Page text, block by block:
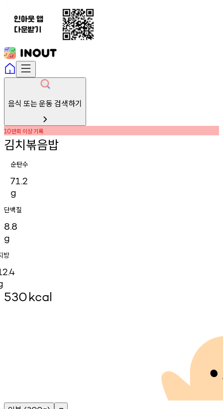
음식 또는 운동 검색하기
10만회 이상기록
김치볶음밥
순탄수
71.2
g
단백질
8.8
g
방
530kcal